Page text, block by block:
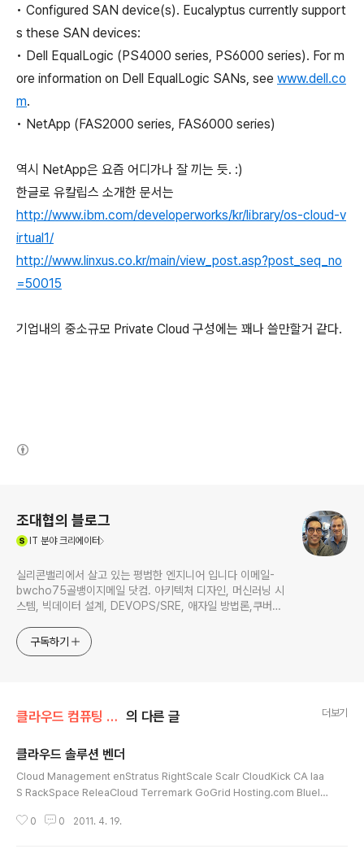
• Configured SAN device(s). Eucalyptus currently support
s these SAN devices:
• Dell EqualLogic (PS4000 series, PS6000 series). For m
ore information on Dell EqualLogic SANs, see www.dell.co
m.
• NetApp (FAS2000 series, FAS6000 series)
역시 NetApp은 요즘 어디가나 잘 끼는 듯. :)
한글로 유칼립스 소개한 문서는
http://www.ibm.com/developerworks/kr/library/os-cloud-v
irtual1/
http://www.linxus.co.kr/main/view_post.asp?post_seq_no
=50015
기업내의 중소규모 Private Cloud 구성에는 꽤나 쓸만할거 같다.
조대협의 블로그
IT 분야 크리에이터
실리콘밸리에서 살고 있는 평범한 엔지니어 입니다 이메일-
bwcho75골뱅이지메일 닷컴. 아키텍처 디자인, 머신러닝 시
스템, 빅데이터 설계, DEVOPS/SRE, 애자일 방법론,쿠버네
한 기술 멘토링과 강의 진행합니다. Linkedin :
https://www.linkedin.com/in/terrycho75/
구독하기
클라우드 컴퓨팅 & NoSQL/IaaS 클라우드 의 다른 글 더보기
클라우드 솔루션 벤더
Cloud Management enStratus RightScale Scalr CloudKick CA Iaa
S RackSpace ReleaCloud Terremark GoGrid Hosting.com Bluelo
d.com Flexiant Abiquo Nimbula
0 0 2011. 4. 19.